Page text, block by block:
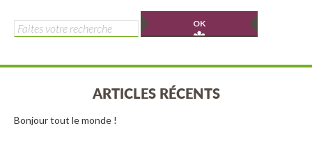
Rechercher :
ARTICLES RÉCENTS
Bonjour tout le monde !